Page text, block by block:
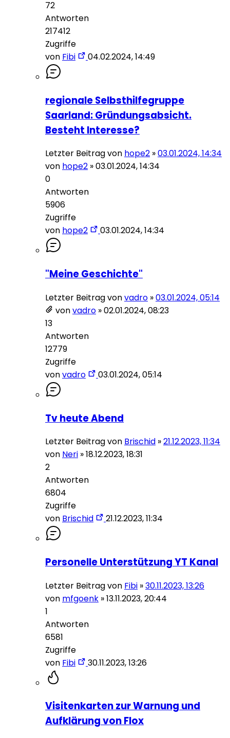
72
Antworten
217412
Zugriffe
von Fibi 04.02.2024, 14:49
regionale Selbsthilfegruppe
Saarland: Gründungsabsicht.
Besteht Interesse?
Letzter Beitrag von hope2 »03.01.2024, 14:34
von hope2 »03.01.2024, 14:34
0
Antworten
5906
Zugriffe
von hope2 03.01.2024, 14:34
"Meine Geschichte"
Letzter Beitrag vonvadro »03.01.2024, 05:14
vonvadro »02.01.2024, 08:23
13
Antworten
12779
Zugriffe
vonvadro 03.01.2024, 05:14
Tv heute Abend
Letzter Beitrag von Brischid »21.12.2023, 11:34
von Neri »18.12.2023, 18:31
2
Antworten
6804
Zugriffe
von Brischid 21.12.2023, 11:34
Personelle Unterstützung YT Kanal
Letzter Beitrag von Fibi »30.11.2023, 13:26
von mfgoenk »13.11.2023, 20:44
1
Antworten
6581
Zugriffe
von Fibi 30.11.2023, 13:26
Visitenkarten zur Warnung und
Aufklärung von Flox